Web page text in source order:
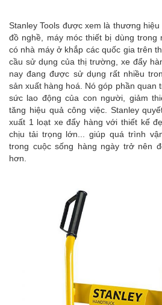
Stanley Tools được xem là thương
đồ nghề, máy móc thiết bị dùng trong
có nhà máy ở khắp các quốc gia trên
cầu sử dụng của thị trường, xe đẩy
nay đang được sử dụng rất nhiều
sản xuất hàng hoá. Nó góp phần quan
sức lao động của con người, giảm
tăng hiệu quả công việc. Stanley
xuất 1 loạt xe đẩy hàng với thiết kế
chịu tải trọng lớn... giúp quá trình
trong cuộc sống hàng ngày trở nên
hơn.